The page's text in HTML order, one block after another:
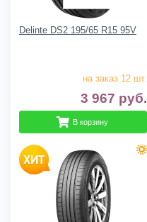
Delinte DS2 195/65 R15 95V
на заказ 12 шт.
3 967 руб.
В корзину